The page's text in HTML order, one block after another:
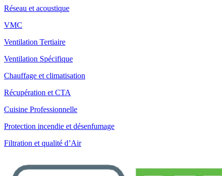
Réseau et acoustique
VMC
Ventilation Tertiaire
Ventilation Spécifique
Chauffage et climatisation
Récupération et CTA
Cuisine Professionnelle
Protection incendie et désenfumage
Filtration et qualité d’Air